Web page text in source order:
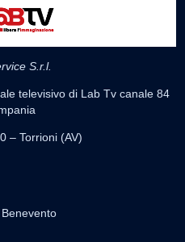
S.r.l.
televisivo di Lab Tv canale 84
– Torrioni (AV)